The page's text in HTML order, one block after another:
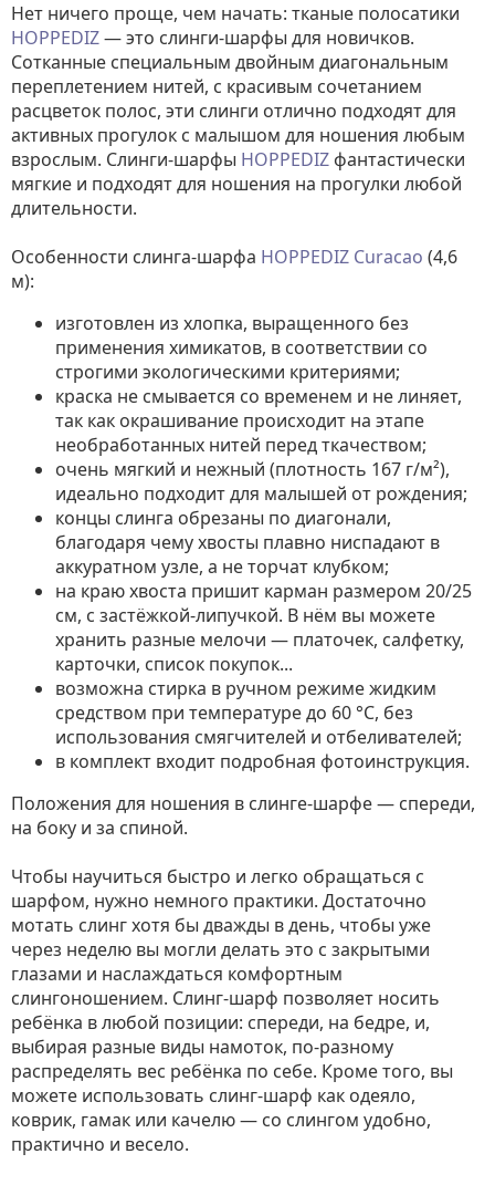
Нет ничего проще, чем начать: тканые полосатики
HOPPEDIZ— это слинги-шарфы для новичков.
Сотканные специальным двойным диагональным
переплетением нитей, с красивым сочетанием
расцветок полос, эти слинги отлично подходят для
активных прогулок с малышом для ношения любым
взрослым. Слинги-шарфы HOPPEDIZфантастически
мягкие и подходят для ношения на прогулки любой
длительности.
Особенности слинга-шарфа HOPPEDIZ Curacao (4,6
м):
изготовлен из хлопка, выращенного без
применения химикатов, в соответствии со
строгими экологическими критериями;
краска не смывается со временем и не линяет,
так как окрашивание происходит на этапе
необработанных нитей перед ткачеством;
очень мягкий и нежный (плотность 167 г/м²),
идеально подходит для малышей от рождения;
концы слинга обрезаны по диагонали,
благодаря чему хвосты плавно ниспадают в
аккуратном узле, а не торчат клубком;
на краю хвоста пришит карман размером 20/25
см, с застёжкой-липучкой. В нём вы можете
хранить разные мелочи — платочек, салфетку,
карточки, список покупок...
возможна стирка в ручном режиме жидким
средством при температуре до 60 °C, без
использования смягчителей и отбеливателей;
в комплект входит подробная фотоинструкция.
Положения для ношения в слинге-шарфе — спереди,
на боку и за спиной.
Чтобы научиться быстро и легко обращаться с
шарфом, нужно немного практики. Достаточно
мотать слинг хотя бы дважды в день, чтобы уже
через неделю вы могли делать это с закрытыми
глазами и наслаждаться комфортным
слингоношением. Слинг-шарф позволяет носить
ребёнка в любой позиции: спереди, на бедре, и,
выбирая разные виды намоток, по-разному
распределять вес ребёнка по себе. Кроме того, вы
можете использовать слинг-шарф как одеяло,
коврик, гамак или качелю — со слингом удобно,
практично и весело.